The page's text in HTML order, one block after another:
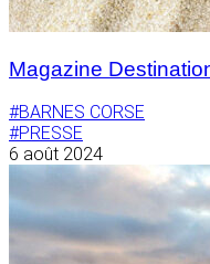
Magazine
#BARNES CORSE
#PRESSE
6 août 2024